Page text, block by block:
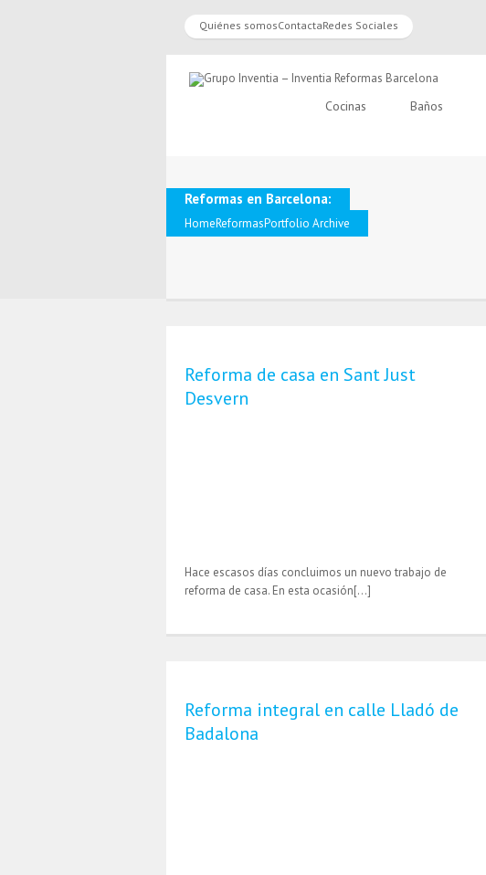
Quiénes somosContactaRedes Sociales
Cocinas Baños
Reformas en Barcelona:
HomeReformasPortfolio Archive
Reforma de casa en Sant Just
Desvern
Hace escasos días concluimos un nuevo trabajo de
reforma de casa. En esta ocasión[…]
Reforma integral en calle Lladó de
Badalona